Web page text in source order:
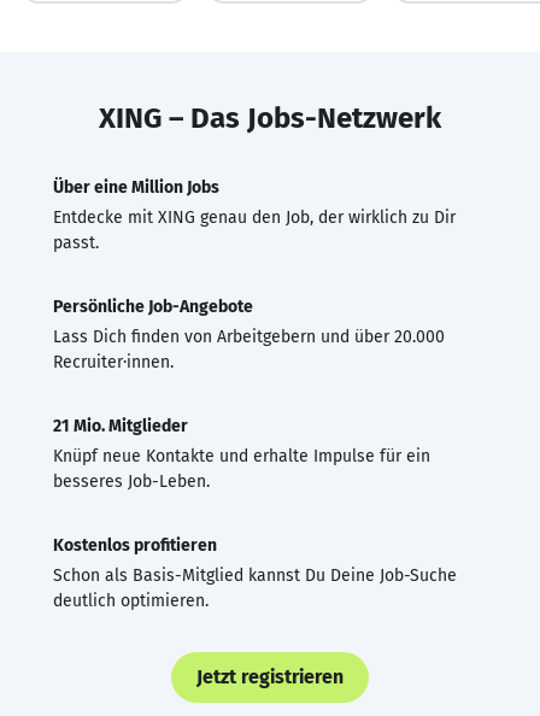
XING – Das Jobs-Netzwerk
Über eine Million Jobs
Entdecke mit XING genau den Job, der wirklich zu Dir
passt.
Persönliche Job-Angebote
Lass Dich finden von Arbeitgebern und über 20.000
Recruiter·innen.
21 Mio. Mitglieder
Knüpf neue Kontakte und erhalte Impulse für ein
besseres Job-Leben.
Kostenlos profitieren
Schon als Basis-Mitglied kannst Du Deine Job-Suche
deutlich optimieren.
Jetzt registrieren